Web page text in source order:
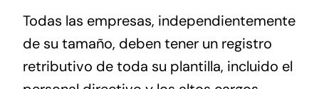
Todas las empresas, independientemente
de su tamaño, deben tener un registro
retributivo de toda su plantilla, incluido el